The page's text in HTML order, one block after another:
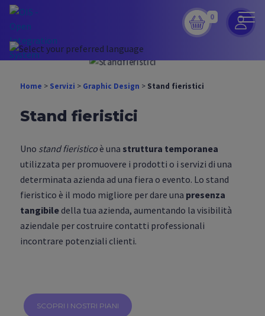
0
Home > Servizi > Graphic Design > Stand fieristici
Stand fieristici
Uno stand fieristicoè una struttura temporanea
utilizzata per promuovere i prodotti o i servizi di una
determinata azienda ad una fiera o evento. Lo stand
fieristico è il modo migliore per dare una presenza
tangibiledella tua azienda, aumentando la visibilità
aziendale per costruire contatti professionali
incontrare potenziali clienti.
SCOPRI I NOSTRI PIANI